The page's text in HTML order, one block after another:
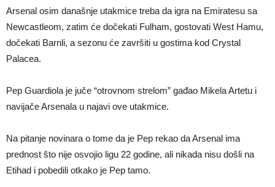
Arsenal osim današnje utakmice treba da igra na Emiratesu sa
Newcastleom, zatim će dočekati Fulham, gostovati West Hamu,
dočekati Barnli, a sezonu će završiti u gostima kod Crystal
Palacea.
Pep Guardiola je juče “otrovnom strelom” gađao Mikela Artetu i
navijače Arsenala u najavi ove utakmice.
Na pitanje novinara o tome da je Pep rekao da Arsenal ima
prednost što nije osvojio ligu 22 godine, ali nikada nisu došli na
Etihad i pobedili otkako je Pep tamo.